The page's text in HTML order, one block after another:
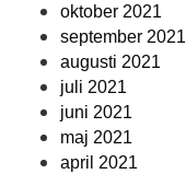
oktober 2021
september 2021
augusti 2021
juli 2021
juni 2021
maj 2021
april 2021